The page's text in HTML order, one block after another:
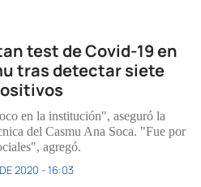
test de Covid-19 en
tras detectar siete
en la institución", aseguró la
del Casmu Ana Soca. "Fue por
agregó.
2020 - 16:03